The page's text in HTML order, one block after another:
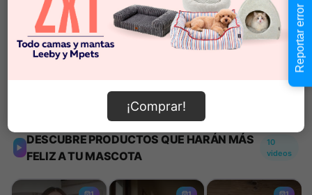
Añadir al carrito
¡Comprar!
Reportar error